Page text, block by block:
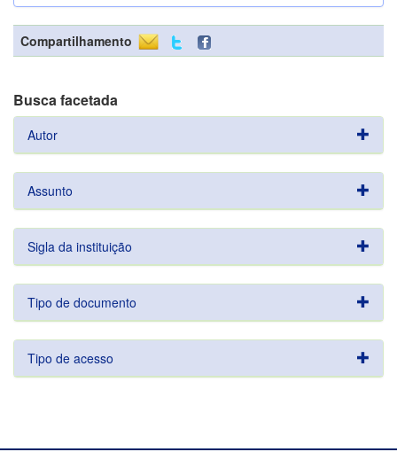
Compartilhamento
Busca facetada
Autor
Assunto
Sigla da instituição
Tipo de documento
Tipo de acesso